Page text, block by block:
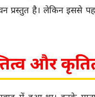
प्रस्तुत है। लेकिन इससे
और